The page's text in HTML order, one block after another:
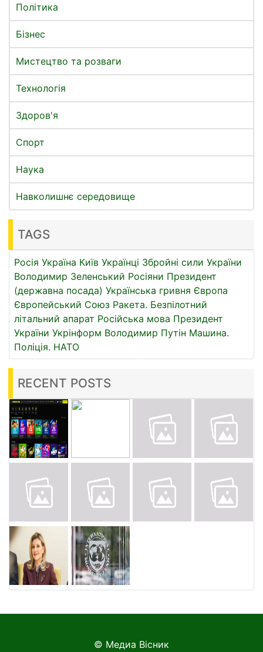
Політика
Бізнес
Мистецтво та розваги
Технологія
Здоров'я
Спорт
Наука
Навколишнє середовище
TAGS
Росія Україна Київ Українці Збройні сили України
Володимир Зеленський Росіяни Президент
(державна посада) Українська гривня Європа
Європейський Союз Ракета. Безпілотний
літальний апарат Російська мова Президент
України Укрінформ Володимир Путін Машина.
Поліція. НАТО
RECENT POSTS
© Медиа Вісник